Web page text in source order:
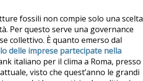
fossili non compie solo una scelta
Per questo serve una governance
collettivo. È quanto emerso dal
delle imprese partecipate nella
italiano per il clima a Roma, presso
visto che quest’anno le grandi